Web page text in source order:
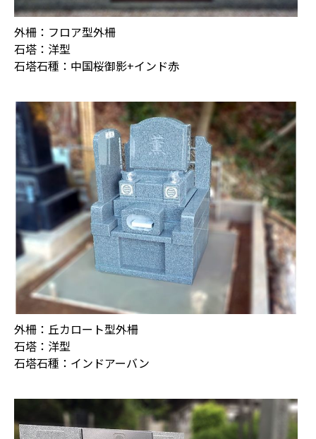
外柵：フロア型外柵
石塔：洋型
石塔石種：中国桜御影+インド赤
外柵：丘カロート型外柵
石塔：洋型
石塔石種：インドアーバン